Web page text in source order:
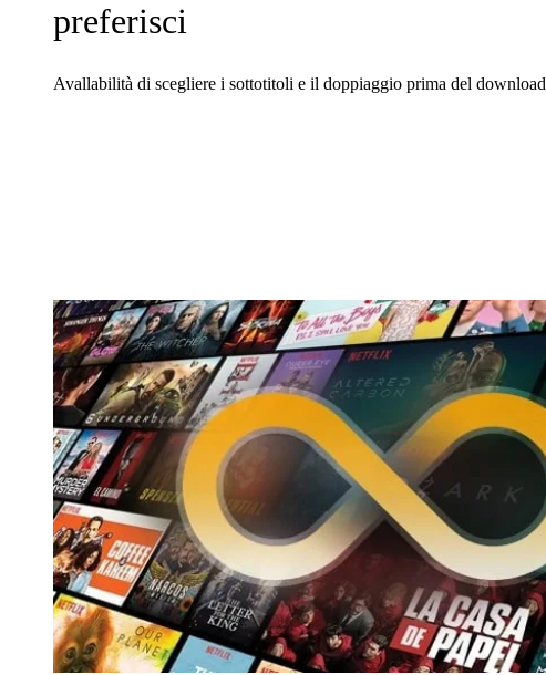
preferisci
Avallabilità di scegliere i sottotitoli e il doppiaggio prima del download